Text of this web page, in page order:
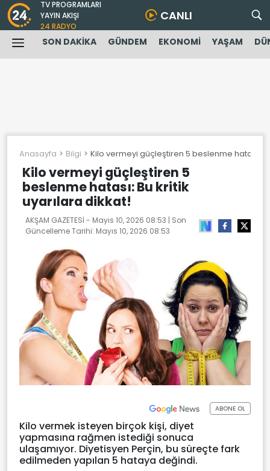
TV PROGRAMLARI
YAYIN AKIŞI
24 RADYO
CANLI
SON DAKİKA GÜNDEM EKONOMİ YAŞAM
Anasayfa Bilgi Kilo vermeyi güçleştiren 5 beslenme hatası:
Kilo vermeyi güçleştiren 5
beslenme hatası: Bu kritik
uyarılara dikkat!
AKŞAM GAZETESİ - Mayıs 10, 2026 08:53 | Son
Güncelleme Tarihi: Mayıs 10, 2026 08:53
ABONE OL
Kilo vermek isteyen birçok kişi, diyet
yapmasına rağmen istediği sonuca
ulaşamıyor. Diyetisyen Perçin, bu süreçte fark
edilmeden yapılan 5 hataya değindi.